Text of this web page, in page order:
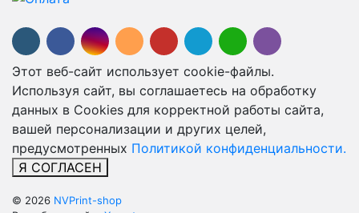
Этот веб-сайт использует cookie-файлы.
Используя сайт, вы соглашаетесь на обработку
данных в Cookies для корректной работы сайта,
вашей персонализации и других целей,
предусмотренных Политикой конфиденциальности.
Я СОГЛАСЕН
© 2026 NVPrint-shop